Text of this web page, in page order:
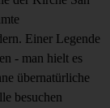
Einer Legende
- man hielt es
übernatürliche
besuchen